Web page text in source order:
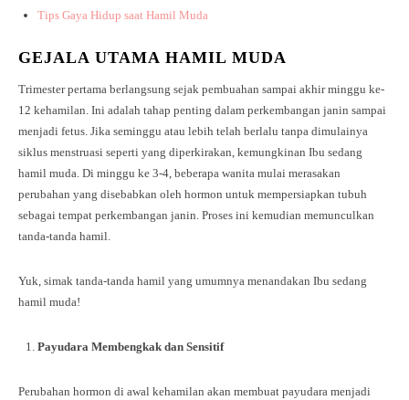
Tips Gaya Hidup saat Hamil Muda
GEJALA UTAMA HAMIL MUDA
Trimester pertama berlangsung sejak pembuahan sampai akhir minggu ke-
12 kehamilan. Ini adalah tahap penting dalam perkembangan janin sampai
menjadi fetus. Jika seminggu atau lebih telah berlalu tanpa dimulainya
siklus menstruasi seperti yang diperkirakan, kemungkinan Ibu sedang
hamil muda. Di minggu ke 3-4, beberapa wanita mulai merasakan
perubahan yang disebabkan oleh hormon untuk mempersiapkan tubuh
sebagai tempat perkembangan janin. Proses ini kemudian memunculkan
tanda-tanda hamil.
Yuk, simak tanda-tanda hamil yang umumnya menandakan Ibu sedang
hamil muda!
Payudara Membengkak dan Sensitif
Perubahan hormon di awal kehamilan akan membuat payudara menjadi